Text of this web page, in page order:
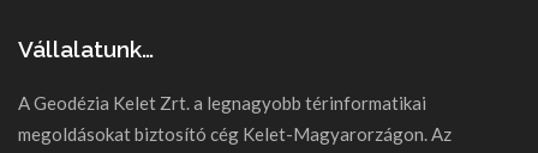
Vállalatunk…
A Geodézia Kelet Zrt. a legnagyobb térinformatikai
megoldásokat biztosító cég Kelet-Magyarorzágon. Az